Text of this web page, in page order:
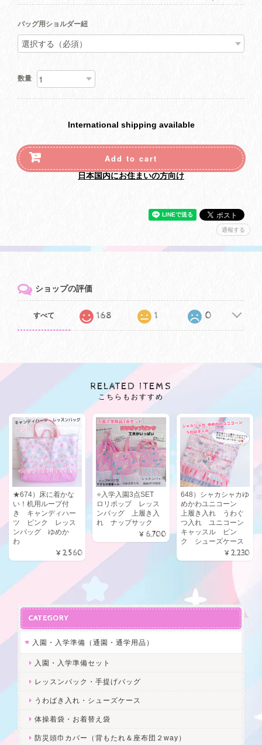
バッグ用ショルダー紐
数量
International shipping available
Add to cart
日本国内にお住まいの方向け
通報する
ショップの評価
すべて 168 1 0
RELATED ITEMS
こちらもおすすめ
★674）床に着かな
い！机用ループ付
き キャンディハー
ツ ピンク レッス
ンバッグ ゆめか
わ
¥2,560
⭐入学入園3点SET
ロリポップ レッス
ンバッグ 上履き入
れ ナップサック
¥6,700
648）シャカシャカゆ
めかわユニコーン
上履き入れ うわぐ
つ入れ ユニコーン
キャッスル ピン
ク シューズケース
¥2,230
CATEGORY
入園・入学準備（通園・通学用品）
入園・入学準備セット
レッスンバック・手提げバッグ
うわばき入れ・シューズケース
体操着袋・お着替え袋
防災頭巾カバー（背もたれ＆座布団２way）